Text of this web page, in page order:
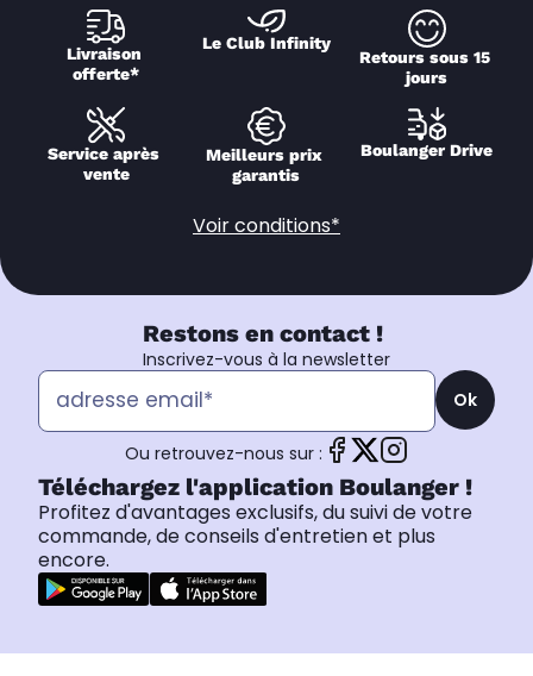
Livraison
offerte*
Le Club Infinity
Retours sous 15
jours
Service après
vente
Meilleurs prix
garantis
Boulanger Drive
Voir conditions*
Restons en contact !
Inscrivez-vous à la newsletter
Ok
Ou retrouvez-nous sur :
Téléchargez l'application Boulanger !
Profitez d'avantages exclusifs, du suivi de votre
commande, de conseils d'entretien et plus
encore.